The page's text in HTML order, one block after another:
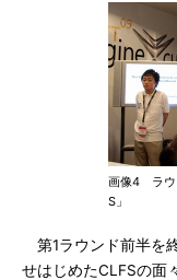
画像4 ラウ
S」
第1ラウンド前半を
せはじめたCLFSの面